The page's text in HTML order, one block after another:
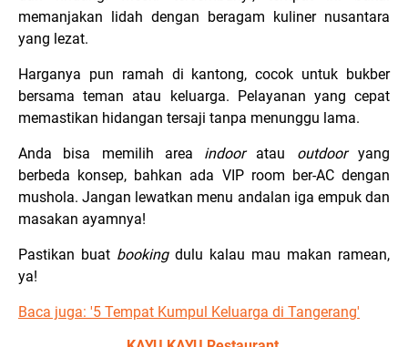
memanjakan lidah dengan beragam kuliner nusantara
yang lezat.
Harganya pun ramah di kantong, cocok untuk bukber
bersama teman atau keluarga. Pelayanan yang cepat
memastikan hidangan tersaji tanpa menunggu lama.
Anda bisa memilih area indooratau outdooryang
berbeda konsep, bahkan ada VIP room ber-AC dengan
mushola. Jangan lewatkan menu andalan iga empuk dan
masakan ayamnya!
Pastikan buat booking dulu kalau mau makan ramean,
ya!
Baca juga: '5 Tempat Kumpul Keluarga di Tangerang'